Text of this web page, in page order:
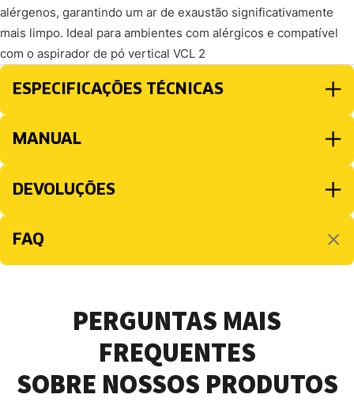
alérgenos, garantindo um ar de exaustão significativamente
mais limpo. Ideal para ambientes com alérgicos e compatível
com o aspirador de pó vertical VCL 2
ESPECIFICAÇÕES TÉCNICAS
MANUAL
DEVOLUÇÕES
FAQ
PERGUNTAS MAIS
FREQUENTES
SOBRE NOSSOS PRODUTOS